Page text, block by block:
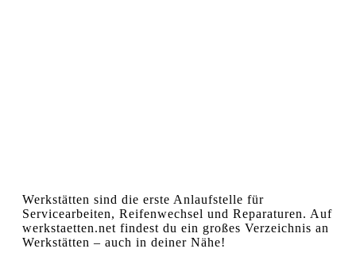
Werkstätten sind die erste Anlaufstelle für
Servicearbeiten, Reifenwechsel und Reparaturen. Auf
werkstaetten.net findest du ein großes Verzeichnis an
Werkstätten – auch in deiner Nähe!